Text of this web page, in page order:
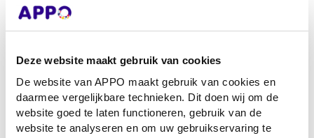
Deze website maakt gebruik van cookies
De website van APPO maakt gebruik van cookies en
daarmee vergelijkbare technieken. Dit doen wij om de
website goed te laten functioneren, gebruik van de
website te analyseren en om uw gebruikservaring te
Ziekenhuis